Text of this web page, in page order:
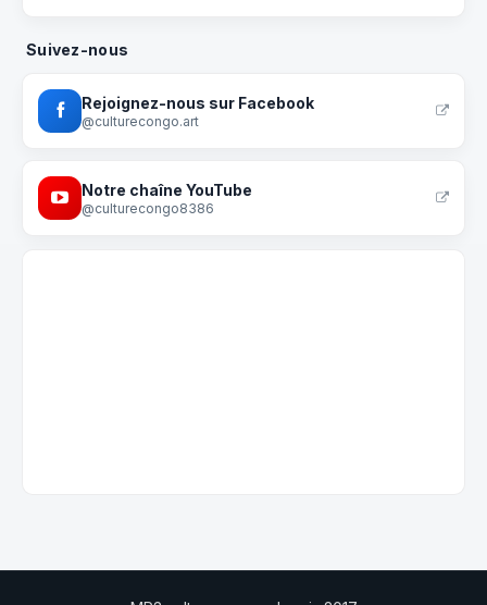
Suivez-nous
Rejoignez-nous sur Facebook
@culturecongo.art
Notre chaîne YouTube
@culturecongo8386